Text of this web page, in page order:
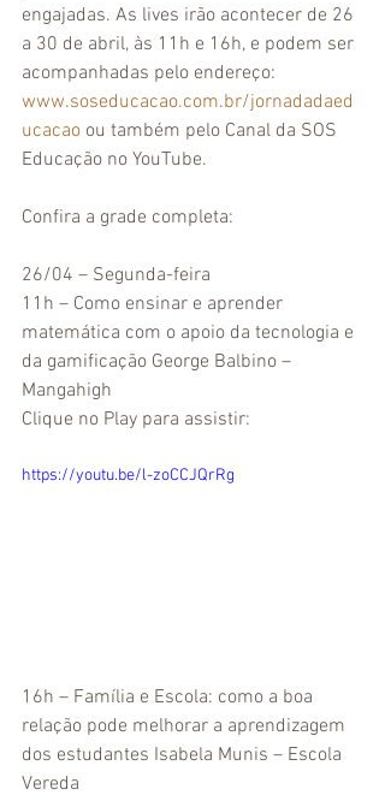
engajadas. As lives irão acontecer de 26
a 30 de abril, às 11h e 16h, e podem ser
acompanhadas pelo endereço:
www.soseducacao.com.br/jornadadaed
ucacao ou também pelo Canal da SOS
Educação no YouTube.
Confira a grade completa:
26/04 – Segunda-feira
11h – Como ensinar e aprender
matemática com o apoio da tecnologia e
da gamificação George Balbino –
Mangahigh
Clique no Play para assistir:
https://youtu.be/l-zoCCJQrRg
16h – Família e Escola: como a boa
relação pode melhorar a aprendizagem
dos estudantes Isabela Munis – Escola
Vereda